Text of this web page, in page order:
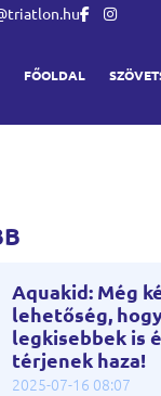
FŐOLDAL
Aquakid: Még
lehetőség,
legkisebbek is
térjenek haza!
2025-07-16 08:07